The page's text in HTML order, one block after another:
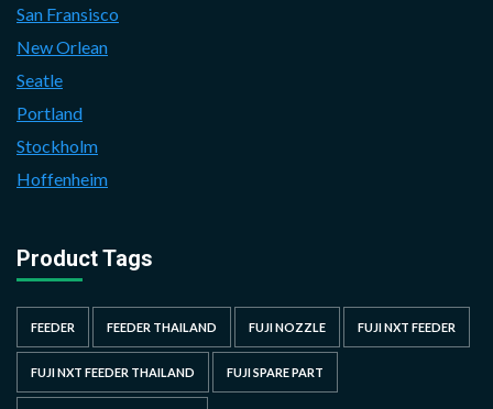
San Fransisco
New Orlean
Seatle
Portland
Stockholm
Hoffenheim
Product Tags
FEEDER FEEDER THAILAND FUJI NOZZLE FUJI NXT FEEDER
FUJI NXT FEEDER THAILAND FUJI SPARE PART